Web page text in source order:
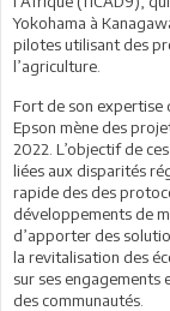
Yokohama à
pilotes utilisant des
l’agriculture.
Fort de son expertise
Epson mène des
2022. L’objectif de
liées aux disparités
rapide des des
développements de
d’apporter des
la revitalisation des
sur ses engagements
des communautés.